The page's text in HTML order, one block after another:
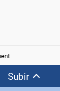
Subir